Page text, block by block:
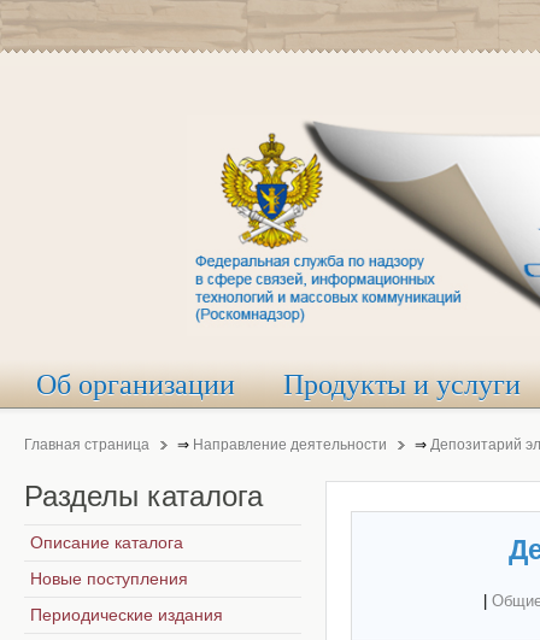
Об организации Продукты и услуги
Главная страница ⇒ Направление деятельности ⇒ Депозитарий
Разделы каталога
Описание каталога
Новые поступления
Периодические издания